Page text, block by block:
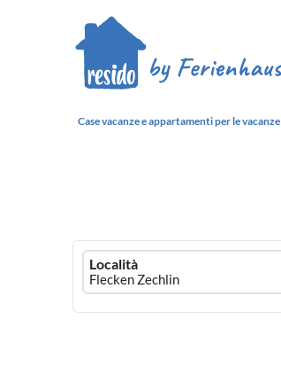
Case vacanze e appartamenti per le vacanze
Ferienhausmiete
logo
Località